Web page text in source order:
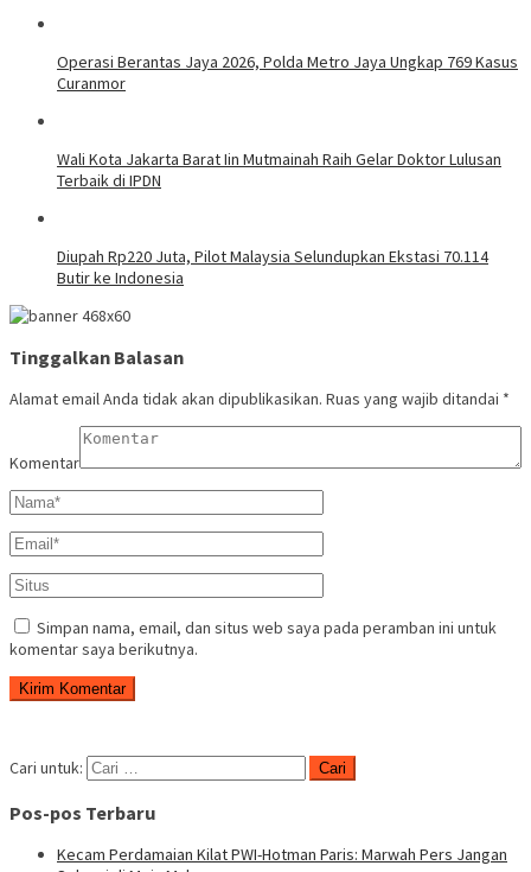
Operasi Berantas Jaya 2026, Polda Metro Jaya Ungkap 769 Kasus
Curanmor
Wali Kota Jakarta Barat Iin Mutmainah Raih Gelar Doktor Lulusan
Terbaik di IPDN
Diupah Rp220 Juta, Pilot Malaysia Selundupkan Ekstasi 70.114
Butir ke Indonesia
Tinggalkan Balasan
Alamat email Anda tidak akan dipublikasikan. Ruas yang wajib ditandai *
Komentar
Simpan nama, email, dan situs web saya pada peramban ini untuk
komentar saya berikutnya.
Cari untuk:
Pos-pos Terbaru
Kecam Perdamaian Kilat PWI-Hotman Paris: Marwah Pers Jangan